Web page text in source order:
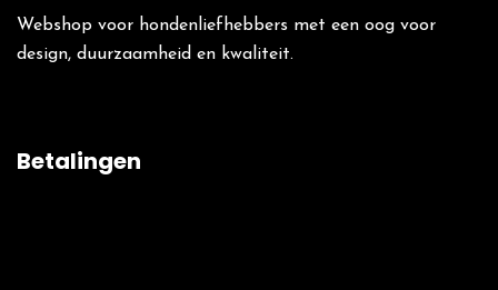
Webshop voor hondenliefhebbers met een oog voor
design, duurzaamheid en kwaliteit.
Betalingen